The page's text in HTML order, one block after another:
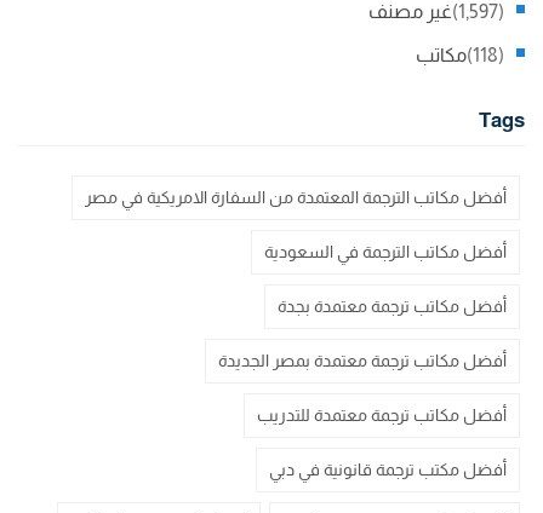
غير مصنف (1,597)
مكاتب (118)
Tags
أفضل مكاتب الترجمة المعتمدة من السفارة الامريكية في مصر
أفضل مكاتب الترجمة في السعودية
أفضل مكاتب ترجمة معتمدة بجدة
أفضل مكاتب ترجمة معتمدة بمصر الجديدة
أفضل مكاتب ترجمة معتمدة للتدريب
أفضل مكتب ترجمة قانونية في دبي